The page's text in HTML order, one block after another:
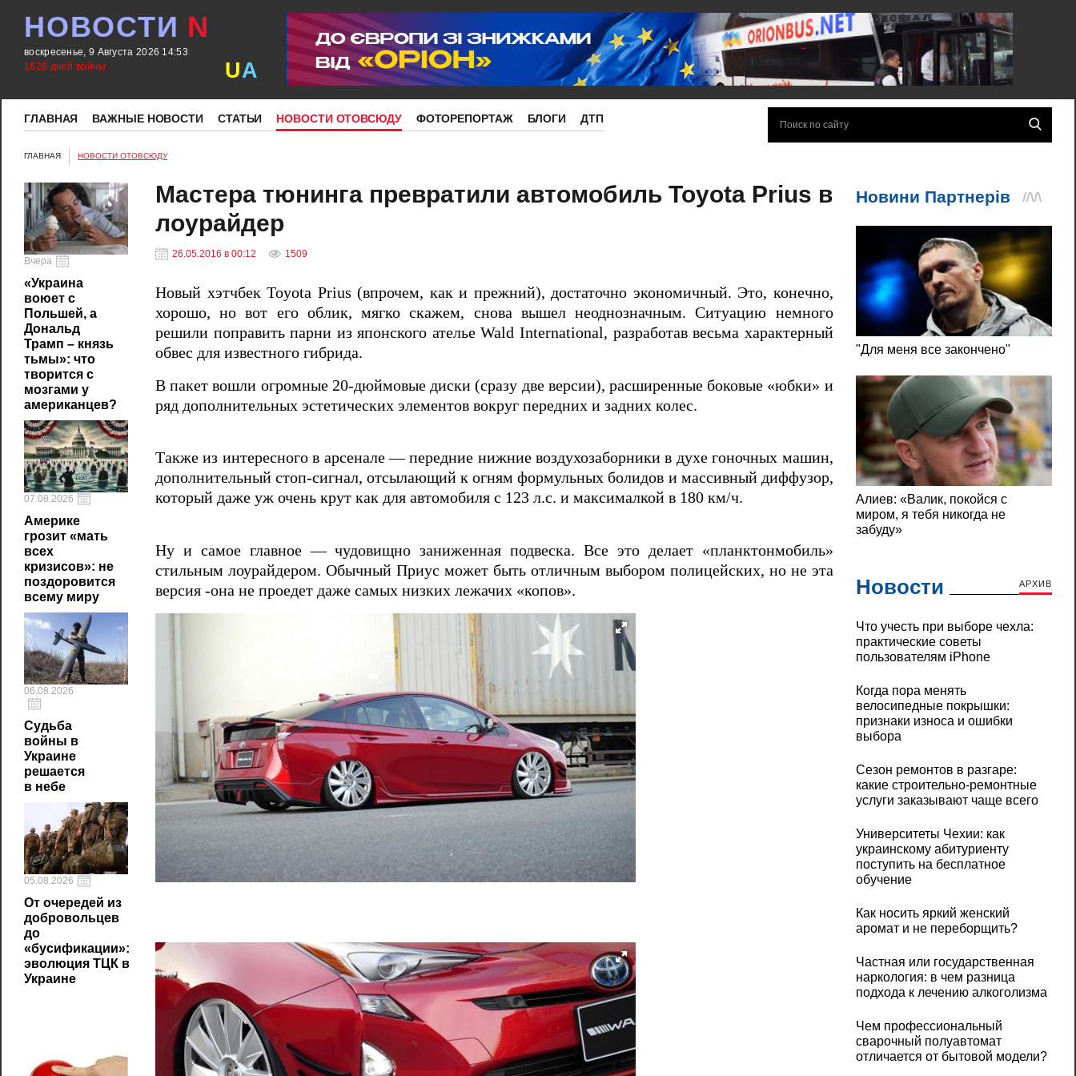
НОВОСТИ N
воскресенье, 9 Августа 2026 14:53
1628 дней войны
UA
ГЛАВНАЯ ВАЖНЫЕ НОВОСТИ СТАТЬИ НОВОСТИ ОТОВСЮДУ ФОТОРЕПОРТАЖ БЛОГИ ДТП
ГЛАВНАЯ НОВОСТИ ОТОВСЮДУ
Вчера
«Украина
воюет с
Польшей, а
Дональд
Трамп – князь
тьмы»: что
творится с
мозгами у
американцев?
07.08.2026
Америке
грозит «мать
всех
кризисов»: не
поздоровится
всему миру
06.08.2026
Судьба
войны в
Украине
решается
в небе
05.08.2026
От очередей из
добровольцев
до
«бусификации»:
эволюция ТЦК в
Украине
Мастера тюнинга превратили автомобиль Toyota Prius в
лоурайдер
26.05.2016 в 00:12 1509
Новый хэтчбек Toyota Prius (впрочем, как и прежний), достаточно экономичный. Это, конечно,
хорошо, но вот его облик, мягко скажем, снова вышел неоднозначным. Ситуацию немного
решили поправить парни из японского ателье Wald International, разработав весьма характерный
обвес для известного гибрида.
В пакет вошли огромные 20-дюймовые диски (сразу две версии), расширенные боковые «юбки» и
ряд дополнительных эстетических элементов вокруг передних и задних колес.
Также из интересного в арсенале — передние нижние воздухозаборники в духе гоночных машин,
дополнительный стоп-сигнал, отсылающий к огням формульных болидов и массивный диффузор,
который даже уж очень крут как для автомобиля с 123 л.с. и максималкой в 180 км/ч.
Ну и самое главное — чудовищно заниженная подвеска. Все это делает «планктонмобиль»
стильным лоурайдером. Обычный Приус может быть отличным выбором полицейских, но не эта
версия -она не проедет даже самых низких лежачих «копов».
Новости АРХИВ
Что учесть при выборе чехла:
практические советы
пользователям iPhone
Когда пора менять
велосипедные покрышки:
признаки износа и ошибки
выбора
Сезон ремонтов в разгаре:
какие строительно-ремонтные
услуги заказывают чаще всего
Университеты Чехии: как
украинскому абитуриенту
поступить на бесплатное
обучение
Как носить яркий женский
аромат и не переборщить?
Частная или государственная
наркология: в чем разница
подхода к лечению алкоголизма
Чем профессиональный
сварочный полуавтомат
отличается от бытовой модели?